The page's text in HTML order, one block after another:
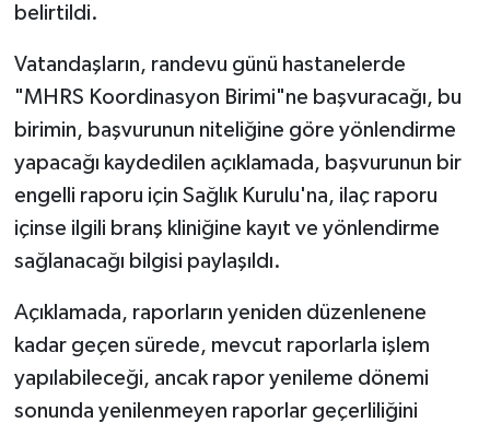
belirtildi.
Vatandaşların, randevu günü hastanelerde
"MHRS Koordinasyon Birimi"ne başvuracağı, bu
birimin, başvurunun niteliğine göre yönlendirme
yapacağı kaydedilen açıklamada, başvurunun bir
engelli raporu için Sağlık Kurulu'na, ilaç raporu
içinse ilgili branş kliniğine kayıt ve yönlendirme
sağlanacağı bilgisi paylaşıldı.
Açıklamada, raporların yeniden düzenlenene
kadar geçen sürede, mevcut raporlarla işlem
yapılabileceği, ancak rapor yenileme dönemi
sonunda yenilenmeyen raporlar geçerliliğini